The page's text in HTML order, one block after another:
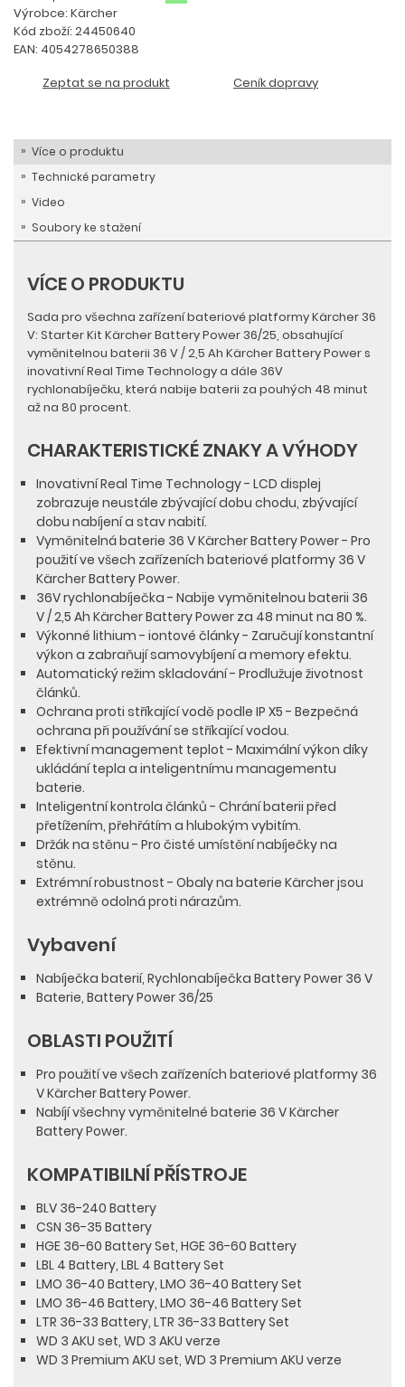
Výrobce: Kärcher
Kód zboží: 24450640
EAN: 4054278650388
Zeptat se na produkt
Ceník dopravy
Více o produktu
Technické parametry
Video
Soubory ke stažení
VÍCE O PRODUKTU
Sada pro všechna zařízení bateriové platformy Kärcher 36
V: Starter Kit Kärcher Battery Power 36/25, obsahující
vyměnitelnou baterii 36 V / 2,5 Ah Kärcher Battery Power s
inovativní Real Time Technology a dále 36V
rychlonabíječku, která nabije baterii za pouhých 48 minut
až na 80 procent.
CHARAKTERISTICKÉ ZNAKY A VÝHODY
Inovativní Real Time Technology - LCD displej
zobrazuje neustále zbývající dobu chodu, zbývající
dobu nabíjení a stav nabití.
Vyměnitelná baterie 36 V Kärcher Battery Power - Pro
použití ve všech zařízeních bateriové platformy 36 V
Kärcher Battery Power.
36V rychlonabíječka - Nabije vyměnitelnou baterii 36
V / 2,5 Ah Kärcher Battery Power za 48 minut na 80 %.
Výkonné lithium - iontové články - Zaručují konstantní
výkon a zabraňují samovybíjení a memory efektu.
Automatický režim skladování - Prodlužuje životnost
článků.
Ochrana proti stříkající vodě podle IP X5 - Bezpečná
ochrana při používání se stříkající vodou.
Efektivní management teplot - Maximální výkon díky
ukládání tepla a inteligentnímu managementu
baterie.
Inteligentní kontrola článků - Chrání baterii před
přetížením, přehřátím a hlubokým vybitím.
Držák na stěnu - Pro čisté umístění nabíječky na
stěnu.
Extrémní robustnost - Obaly na baterie Kärcher jsou
extrémně odolná proti nárazům.
Vybavení
Nabíječka baterií, Rychlonabíječka Battery Power 36 V
Baterie, Battery Power 36/25
OBLASTI POUŽITÍ
Pro použití ve všech zařízeních bateriové platformy 36
V Kärcher Battery Power.
Nabíjí všechny vyměnitelné baterie 36 V Kärcher
Battery Power.
KOMPATIBILNÍ PŘÍSTROJE
BLV 36-240 Battery
CSN 36-35 Battery
HGE 36-60 Battery Set, HGE 36-60 Battery
LBL 4 Battery, LBL 4 Battery Set
LMO 36-40 Battery, LMO 36-40 Battery Set
LMO 36-46 Battery, LMO 36-46 Battery Set
LTR 36-33 Battery, LTR 36-33 Battery Set
WD 3 AKU set, WD 3 AKU verze
WD 3 Premium AKU set, WD 3 Premium AKU verze